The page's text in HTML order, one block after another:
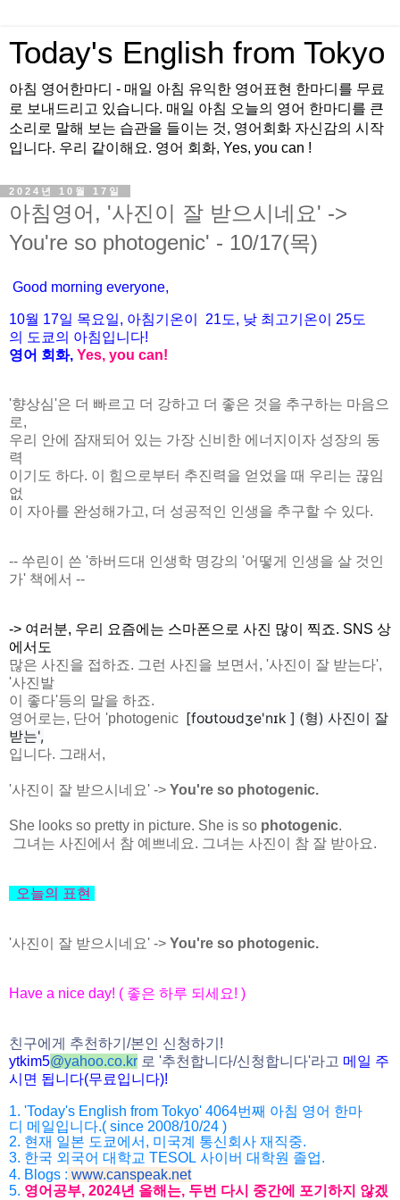
Today's English from Tokyo
아침 영어한마디 - 매일 아침 유익한 영어표현 한마디를 무료
로 보내드리고 있습니다. 매일 아침 오늘의 영어 한마디를 큰
소리로 말해 보는 습관을 들이는 것, 영어회화 자신감의 시작
입니다. 우리 같이해요. 영어 회화, Yes, you can !
2024년 10월 17일
아침영어, '사진이 잘 받으시네요' ->
You're so photogenic' - 10/17(목)
Good morning everyone,
10월 17일 목요일, 아침기온이 21도, 낮 최고기온이
25도
의 도쿄의 아침입니다!
영어 회화, Yes, you can!
'향상심'은 더 빠르고 더 강하고 더 좋은 것을 추구하는 마음으
로,
우리 안에 잠재되어 있는 가장 신비한 에너지이자 성장의 동
력
이기도 하다. 이 힘으로부터 추진력을 얻었을 때 우리는 끊임
없
이 자아를 완성해가고, 더 성공적인 인생을 추구할 수 있다.
-- 쑤린이 쓴 '하버드대 인생학 명강의 '어떻게 인생을 살 것인
가' 책에서 --
-> 여러분, 우리 요즘에는 스마폰으로 사진 많이 찍죠. SNS 상
에서도
많은 사진을 접하죠. 그런 사진을 보면서, '사진이 잘 받는다',
'사진발
이 좋다'등의 말을 하죠.
영어로는, 단어 'photogenic
[foʊtoʊdʒe'nɪk ] (형) 사진이 잘
받는',
입니다. 그래서,
'사진이 잘 받으시네요' -> You're so photogenic.
She looks so pretty in picture. She is so photogenic.
그녀는 사진에서 참 예쁘네요. 그녀는 사진이 참 잘 받아요.
오늘의 표현
'사진이 잘 받으시네요' -> You're so photogenic.
Have a nice day! ( 좋은 하루 되세요! )
친구에게 추천하기 /본인 신청하기 !
ytkim5@yahoo.co.kr 로 '추천합니다/신청합니다'라고 메일 주
시면 됩니다(무료입니다)!
1. 'Today's English from Tokyo' 4064번째 아침 영어 한마
디 메일입니다.( since 2008/10/24 )
2. 현재 일본 도쿄에서 , 미국계 통신회사 재직중.
3. 한국 외국어 대학교 TESOL 사이버 대학원 졸업.
4. Blogs : www.canspeak.net
5. 영어공부, 2024년 올해는, 두번 다시 중간에 포기하지 않겠